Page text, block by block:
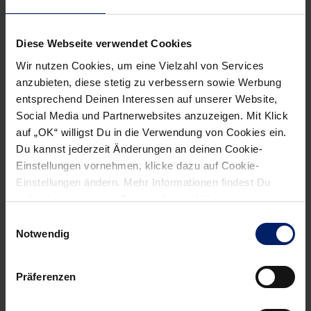
Diese Webseite verwendet Cookies
Wir nutzen Cookies, um eine Vielzahl von Services
anzubieten, diese stetig zu verbessern sowie Werbung
entsprechend Deinen Interessen auf unserer Website,
Social Media und Partnerwebsites anzuzeigen. Mit Klick
auf „OK“ willigst Du in die Verwendung von Cookies ein.
Du kannst jederzeit Änderungen an deinen Cookie-
Einstellungen vornehmen, klicke dazu auf Cookie-
Einstellungen ändern. Mehr Informationen findest Du
außerdem in unsererDatenschutzerklärung.
Notwendig
Präferenzen
es nach Celje. Du
kennst den Klub aus
der slowenischen
Liga. Was erwartet die
Löwen dort?
Manojlovic: Wieder
eine sehr laute und
unangenehme
Atmosphäre. Und wie
stark Celje spielen kann, haben wir im vergangenen Jahr
Slowenien wird traditionell immer eine gute Jugendarbeit